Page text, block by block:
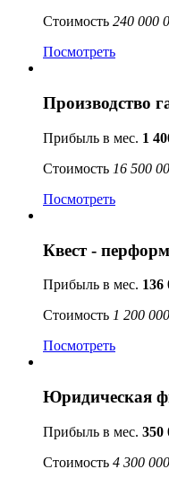
Стоимость 240 000
Посмотреть
Производство
Прибыль в мес. 1
Стоимость 16 500
Посмотреть
Квест -
Прибыль в мес. 136
Стоимость 1 200
Посмотреть
Юридическая
Прибыль в мес. 350
Стоимость 4 300